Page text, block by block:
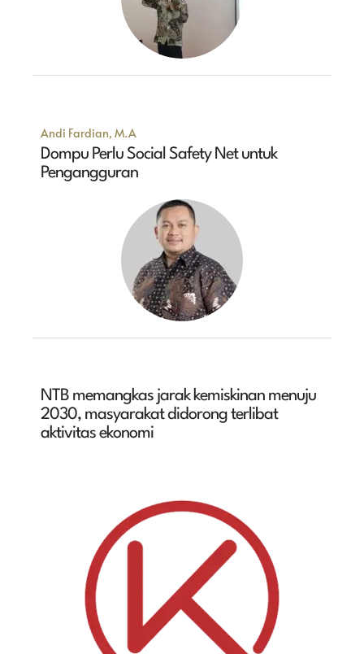
Andi Fardian, M.A
Dompu Perlu Social Safety Net untuk
Pengangguran
NTB memangkas jarak kemiskinan menuju
2030, masyarakat didorong terlibat
aktivitas ekonomi